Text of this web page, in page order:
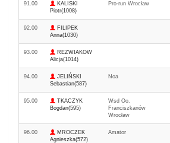
91.00
KALISKI
Piotr(1008)
Pro-run Wrocław
92.00
FILIPEK
Anna(1030)
93.00
REZWIAKOW
Alicja(1014)
94.00
JELIŃSKI
Sebastian(587)
Noa
95.00
TKACZYK
Bogdan(595)
Wsd Oo.
Franciszkanów
Wrocław
96.00
MROCZEK
Agnieszka(572)
Amator